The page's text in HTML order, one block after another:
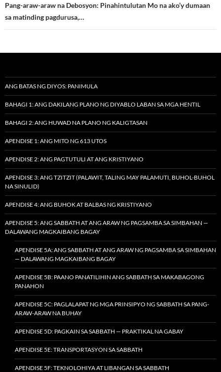
Pang-araw-araw na Debosyon: Pinahintulutan Mo na ako’y dumaan
sa matinding pagdurusa,…
ANG BATAS NG DIYOS: PANIMULA
BAHAGI 1: ANG DAKILANG PLANO NG DIYABLO LABAN SA MGA HENTIL
BAHAGI 2: ANG HUWAD NA PLANO NG KALIGTASAN
APENDISE 1: ANG MITO NG 613 UTOS
APENDISE 2: ANG PAGTUTULI AT ANG KRISTIYANO
APENDISE 3: ANG TZITZIT (PALAWIT, TALING MAY PALAMUTI, BUHOL-BUHOL
NA SINULID)
APENDISE 4: ANG BUHOK AT BALBAS NG KRISTIYANO
APENDISE 5: ANG SABBATH AT ANG ARAW NG PAGSAMBA SA SIMBAHAN —
DALAWANG MAGKAIBANG BAGAY
APENDISE 5A: ANG SABBATH AT ANG ARAW NG PAGSAMBA SA SIMBAHAN
— DALAWANG MAGKAIBANG BAGAY
APENDISE 5B: PAANO PANATILIHIN ANG SABBATH SA MAKABAGONG
PANAHON
APENDISE 5C: PAGLALAPAT NG MGA PRINSIPYO NG SABBATH SA PANG-
ARAW-ARAW NA BUHAY
APENDISE 5D: PAGKAIN SA SABBATH — PRAKTIKAL NA GABAY
APENDISE 5E: TRANSPORTASYON SA SABBATH
APENDISE 5F: TEKNOLOHIYA AT LIBANGAN SA SABBATH